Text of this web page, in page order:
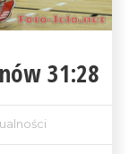
31:28